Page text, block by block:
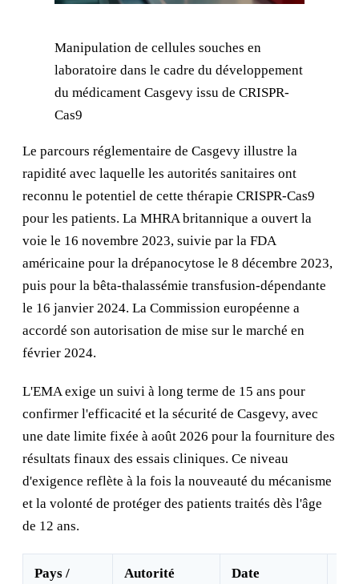
Manipulation de cellules souches en
laboratoire dans le cadre du développement
du médicament Casgevy issu de CRISPR-
Cas9
Le parcours réglementaire de Casgevy illustre la
rapidité avec laquelle les autorités sanitaires ont
reconnu le potentiel de cette thérapie CRISPR-Cas9
pour les patients. La MHRA britannique a ouvert la
voie le 16 novembre 2023, suivie par la FDA
américaine pour la drépanocytose le 8 décembre 2023,
puis pour la bêta-thalassémie transfusion-dépendante
le 16 janvier 2024. La Commission européenne a
accordé son autorisation de mise sur le marché en
février 2024.
L'EMA exige un suivi à long terme de 15 ans pour
confirmer l'efficacité et la sécurité de Casgevy, avec
une date limite fixée à août 2026 pour la fourniture des
résultats finaux des essais cliniques. Ce niveau
d'exigence reflète à la fois la nouveauté du mécanisme
et la volonté de protéger des patients traités dès l'âge
de 12 ans.
Pays /
Autorité
Date